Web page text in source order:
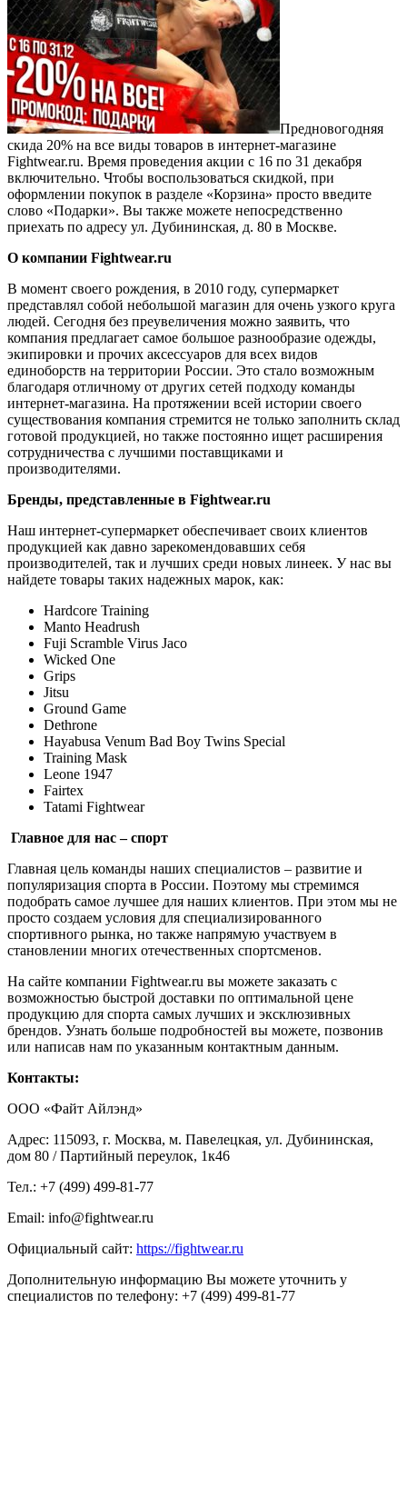
Предновогодняя
скида 20% на все виды товаров в интернет-магазине
Fightwear.ru. Время проведения акции с 16 по 31 декабря
включительно. Чтобы воспользоваться скидкой, при
оформлении покупок в разделе «Корзина» просто введите
слово «Подарки». Вы также можете непосредственно
приехать по адресу ул. Дубининская, д. 80 в Москве.
О компании Fightwear.ru
В момент своего рождения, в 2010 году, супермаркет
представлял собой небольшой магазин для очень узкого круга
людей. Сегодня без преувеличения можно заявить, что
компания предлагает самое большое разнообразие одежды,
экипировки и прочих аксессуаров для всех видов
единоборств на территории России. Это стало возможным
благодаря отличному от других сетей подходу команды
интернет-магазина. На протяжении всей истории своего
существования компания стремится не только заполнить склад
готовой продукцией, но также постоянно ищет расширения
сотрудничества с лучшими поставщиками и
производителями.
Бренды, представленные в Fightwear.ru
Наш интернет-супермаркет обеспечивает своих клиентов
продукцией как давно зарекомендовавших себя
производителей, так и лучших среди новых линеек. У нас вы
найдете товары таких надежных марок, как:
Hardcore Training
Manto Headrush
Fuji Scramble Virus Jaco
Wicked One
Grips
Jitsu
Ground Game
Dethrone
Hayabusa Venum Bad Boy Twins Special
Training Mask
Leone 1947
Fairtex
Tatami Fightwear
Главное для нас – спорт
Главная цель команды наших специалистов – развитие и
популяризация спорта в России. Поэтому мы стремимся
подобрать самое лучшее для наших клиентов. При этом мы не
просто создаем условия для специализированного
спортивного рынка, но также напрямую участвуем в
становлении многих отечественных спортсменов.
На сайте компании Fightwear.ru вы можете заказать с
возможностью быстрой доставки по оптимальной цене
продукцию для спорта самых лучших и эксклюзивных
брендов. Узнать больше подробностей вы можете, позвонив
или написав нам по указанным контактным данным.
Контакты:
ООО «Файт Айлэнд»
Адрес: 115093, г. Москва, м. Павелецкая, ул. Дубининская,
дом 80 / Партийный переулок, 1к46
Тел.: +7 (499) 499-81-77
Email: info@fightwear.ru
Официальный сайт: https://fightwear.ru
Дополнительную информацию Вы можете уточнить у
специалистов по телефону: +7 (499) 499-81-77